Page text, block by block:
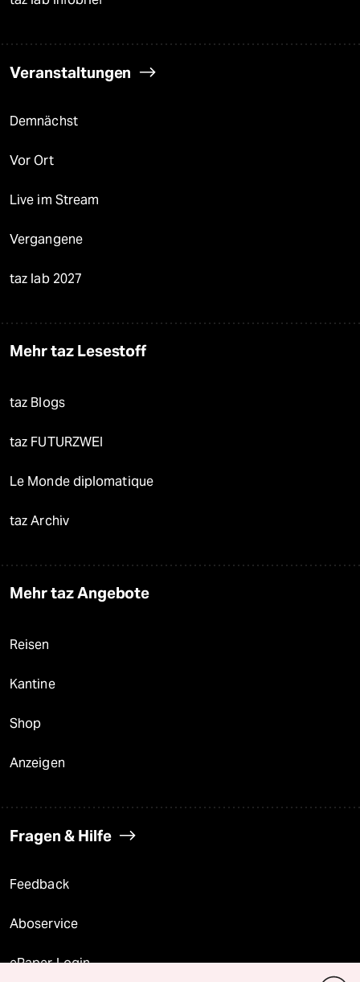
Veranstaltungen
Demnächst
Vor Ort
Live im Stream
Vergangene
taz lab 2027
Mehr taz Lesestoff
taz Blogs
taz FUTURZWEI
Le Monde diplomatique
taz Archiv
Mehr taz Angebote
Reisen
Kantine
Shop
Anzeigen
Fragen & Hilfe
Feedback
Aboservice
ePaper Login